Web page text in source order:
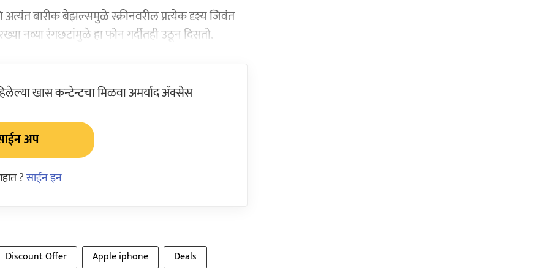
बारीक बेझल्समुळे स्क्रीनवरील प्रत्येक दृश्य जिवंत
नव्या रंगछटांमुळे हा फोन गर्दीतही उठून दिसतो.
खास कन्टेन्टचा मिळवा अमर्याद ॲक्सेस
अप
?साईन इन
Discount Offer Apple iphone
Deals